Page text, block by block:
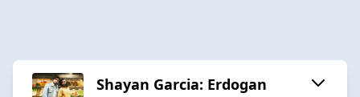
Shayan Garcia: Erdogan